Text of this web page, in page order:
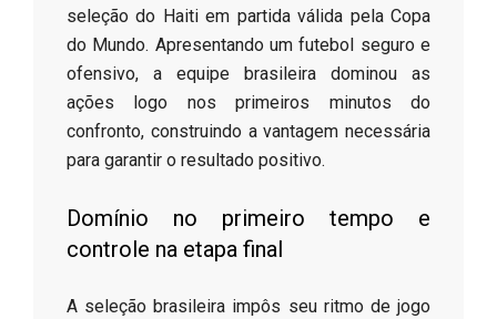
seleção do Haiti em partida válida pela Copa
do Mundo. Apresentando um futebol seguro e
ofensivo, a equipe brasileira dominou as
ações logo nos primeiros minutos do
confronto, construindo a vantagem necessária
para garantir o resultado positivo.
​Domínio no primeiro tempo e
controle na etapa final
​A seleção brasileira impôs seu ritmo de jogo